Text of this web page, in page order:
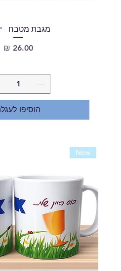
מגבת מטבח -
מחיר
הוסיפו
New